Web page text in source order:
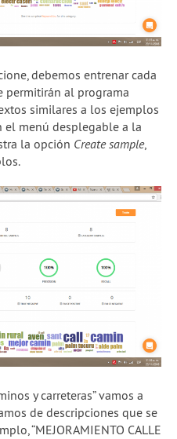
debemos entrenar cada
permitirán al programa
similares a los ejemplos
el menú desplegable a la
la opción Create sample,
y carreteras” vamos a
de descripciones que se
“MEJORAMIENTO CALLE